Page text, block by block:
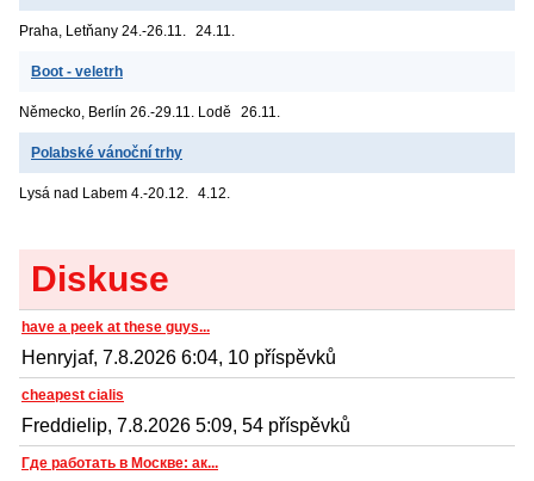
Praha, Letňany 24.-26.11. 24.11.
Boot - veletrh
Německo, Berlín 26.-29.11. Lodě 26.11.
Polabské vánoční trhy
Lysá nad Labem 4.-20.12. 4.12.
Diskuse
have a peek at these guys...
Henryjaf, 7.8.2026 6:04, 10 příspěvků
cheapest cialis
Freddielip, 7.8.2026 5:09, 54 příspěvků
Где работать в Москве: ак...